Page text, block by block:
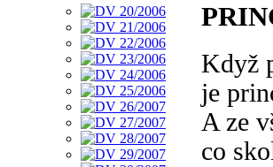
Když
je
A ze
co